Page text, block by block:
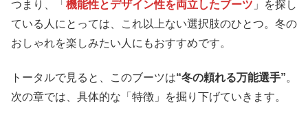
つまり、「 機能性とデザイン性を両立したブーツ 」を探し
ている人にとっては、これ以上ない選択肢のひとつ。冬の
おしゃれを楽しみたい人にもおすすめです。
トータルで見ると、このブーツは“冬の頼れる万能選手”。
次の章では、具体的な「特徴」を掘り下げていきます。